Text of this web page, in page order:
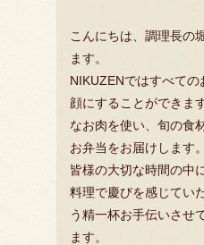
こんにちは、調理長の
ます。
NIKUZENではすべての
顔にすることができま
なお肉を使い、旬の食
お弁当をお届けします。
皆様の大切な時間の中
料理で慶びを感じてい
う精一杯お手伝いさせ
ます。